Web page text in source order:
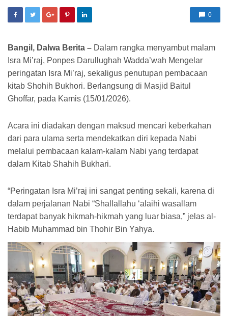
0
Bangil, Dalwa Berita – Dalam rangka menyambut malam
Isra Mi’raj, Ponpes Darullughah Wadda’wah Mengelar
peringatan Isra Mi’raj, sekaligus penutupan pembacaan
kitab Shohih Bukhori. Berlangsung di Masjid Baitul
Ghoffar, pada Kamis (15/01/2026).
Acara ini diadakan dengan maksud mencari keberkahan
dari para ulama serta mendekatkan diri kepada Nabi
melalui pembacaan kalam-kalam Nabi yang terdapat
dalam Kitab Shahih Bukhari.
“Peringatan Isra Mi’raj ini sangat penting sekali, karena di
dalam perjalanan Nabi “Shallallahu ‘alaihi wasallam
terdapat banyak hikmah-hikmah yang luar biasa,” jelas al-
Habib Muhammad bin Thohir Bin Yahya.